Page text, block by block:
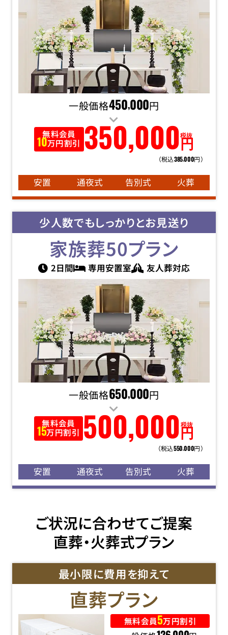
一般価格450,000円
無料会員
10万円割引 350,000 円
税抜
（税込385,000円）
安置 通夜式 告別式 火葬
少人数でもしっかりとお見送り
家族葬50プラン
2日間 専用安置室 友人葬対応
一般価格650,000円
無料会員
15万円割引 500,000 円
税抜
（税込550,000円）
安置 通夜式 告別式 火葬
ご状況に合わせてご提案
直葬・火葬式プラン
最小限に費用を抑えて
直葬プラン
無料会員5万円割引